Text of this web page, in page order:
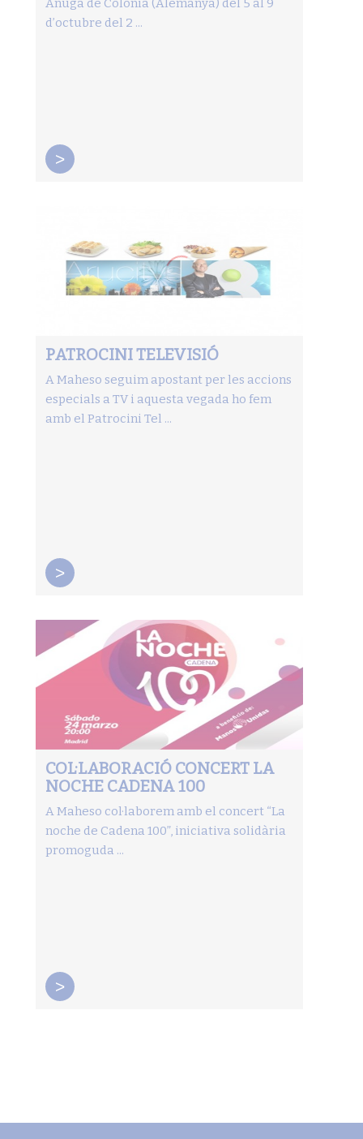
Anuga de Colònia (Alemanya) del 5 al 9
d’octubre del 2 ...
>
PATROCINI TELEVISIÓ
A Maheso seguim apostant per les accions
especials a TV i aquesta vegada ho fem
amb el Patrocini Tel ...
>
COL·LABORACIÓ CONCERT LA
NOCHE CADENA 100
A Maheso col·laborem amb el concert “La
noche de Cadena 100”, iniciativa solidària
promoguda ...
>